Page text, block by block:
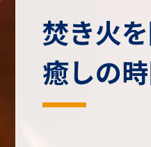
焚き火
癒しの